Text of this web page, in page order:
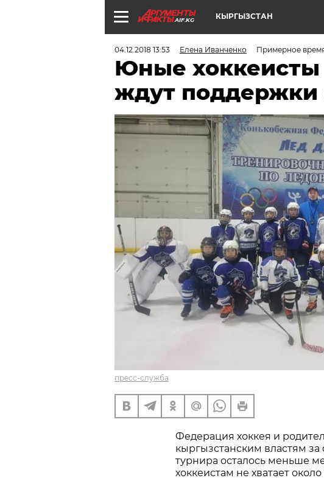
AIF.KG КЫРГЫЗСТАН
04.12.2018 13:53 Елена Иванченко Примерное
Юные хоккеисты
ждут поддержки
пресс-служба
Федерация хоккея и
кыргызстанским властям
турнира осталось меньше
хоккеистам не хватает